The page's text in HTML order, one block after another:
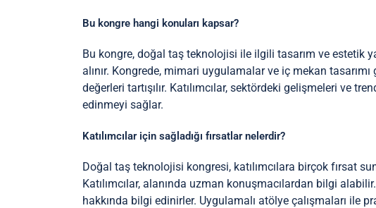
Bu kongre hangi konuları kapsar?
Bu kongre, doğal taş teknolojisi ile ilgili tasarım ve estetik
alınır. Kongrede, mimari uygulamalar ve iç mekan
değerleri tartışılır. Katılımcılar, sektördeki gelişmeleri ve
edinmeyi sağlar.
Katılımcılar için sağladığı fırsatlar nelerdir?
Doğal taş teknolojisi kongresi, katılımcılara birçok fırsat
Katılımcılar, alanında uzman konuşmacılardan bilgi
hakkında bilgi edinirler. Uygulamalı atölye çalışmaları ile